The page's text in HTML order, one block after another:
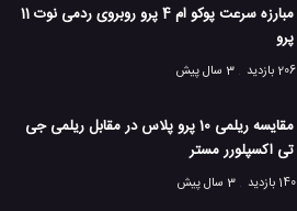
مبارزه سرعت پوکو ام 4 پرو روبروی ردمی نوت 11
پرو
206 بازدید
3 سال پیش
مقایسه ریلمی 10 پرو پلاس در مقابل ریلمی جی
تی اکسپلورر مستر
140 بازدید
3 سال پیش